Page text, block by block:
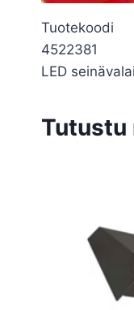
Tuotekoodi
4522381
LED
Tutustu